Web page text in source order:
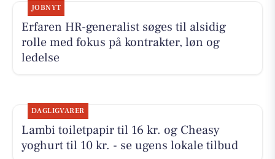
JOBNYT
Erfaren HR-generalist søges til alsidig
rolle med fokus på kontrakter, løn og
ledelse
DAGLIGVARER
Lambi toiletpapir til 16 kr. og Cheasy
yoghurt til 10 kr. - se ugens lokale tilbud